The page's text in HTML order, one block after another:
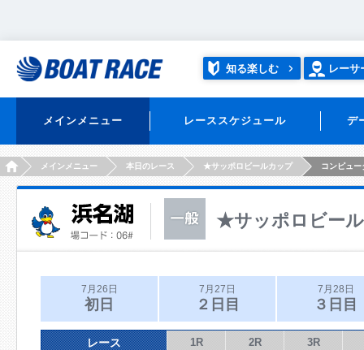
知る楽しむ レーサ
メインメニュー レーススケジュール デ
HOMEメインメニュー 本日のレース ★サッポロビールカップ コンピュー
★サッポロビー
7月26日
初日
7月27日
２日目
7月28日
３日目
レース 1R 2R 3R